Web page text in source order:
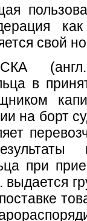
свой
в
на борт
при